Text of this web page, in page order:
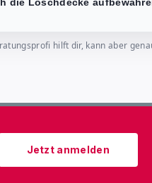
hilft dir, kann aber
Jetzt anmelden